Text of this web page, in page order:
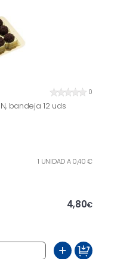
0
bandeja 12 uds
1 UNIDAD A 0,40 €
4,80€
+